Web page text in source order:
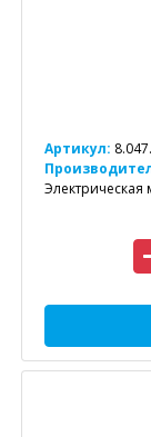
Артикул:
Электрическая